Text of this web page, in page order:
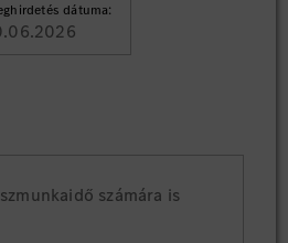
dátuma:
számára is